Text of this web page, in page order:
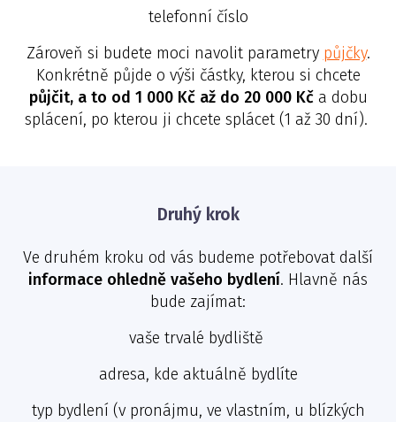
telefonní číslo
Zároveň si budete moci navolit parametry půjčky.
Konkrétně půjde o výši částky, kterou si chcete
půjčit, a to od 1 000 Kč až do 20 000 Kča dobu
splácení, po kterou ji chcete splácet (1 až 30 dní).
Druhý krok
Ve druhém kroku od vás budeme potřebovat další
informace ohledně vašeho bydlení. Hlavně nás
bude zajímat:
vaše trvalé bydliště
adresa, kde aktuálně bydlíte
typ bydlení (v pronájmu, ve vlastním, u blízkých